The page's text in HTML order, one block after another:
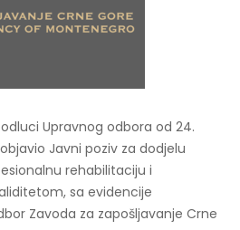
Upravnog odbora od 24.
Javni poziv za dodjelu
rehabilitaciju i
sa evidencije
Zavoda za zapošljavanje Crne